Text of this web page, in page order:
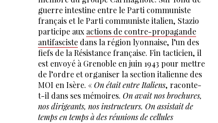
guerre intestine entre le Parti communiste
français et le Parti communiste italien, Stazio
participe aux actions de contre-propagande
antifascistedans la région lyonnaise, l’un des
fiefs de la Résistance française. Fin tacticien, il
est envoyé à Grenoble en juin 1943 pour mettre
de l’ordre et organiser la section italienne des
MOI en Isère. « On était entre Italiens, raconte-
t-il dans ses mémoires. On avait nos brochures,
nos dirigeants, nos instructeurs. On assistait de
temps en temps à des réunions de cellules